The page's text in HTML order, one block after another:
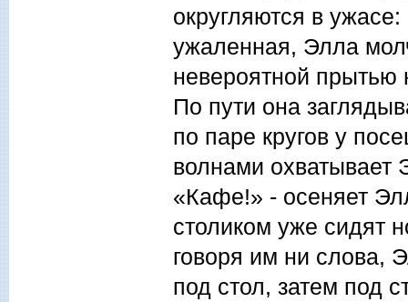
округляются в
ужаленная, Элла
невероятной прытью
По пути она
по паре кругов у
волнами охватывает
«Кафе!» - осеняет
столиком уже сидят
говоря им ни слова,
под стол, затем под